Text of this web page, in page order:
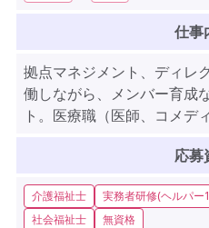
仕事
拠点マネジメント、ディレ
働しながら、メンバー育成
ト。医療職（医師、コメデ
応募
介護福祉士 実務者研修(ヘルパー
社会福祉士
無資格